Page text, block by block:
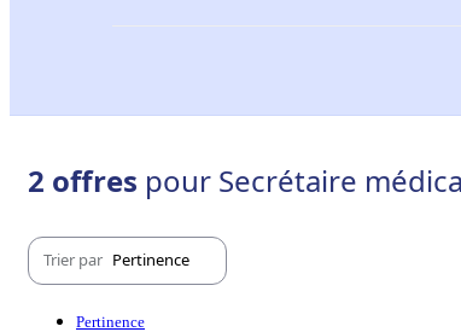
2 offres pour Secrétaire
Trier par Pertinence
Pertinence